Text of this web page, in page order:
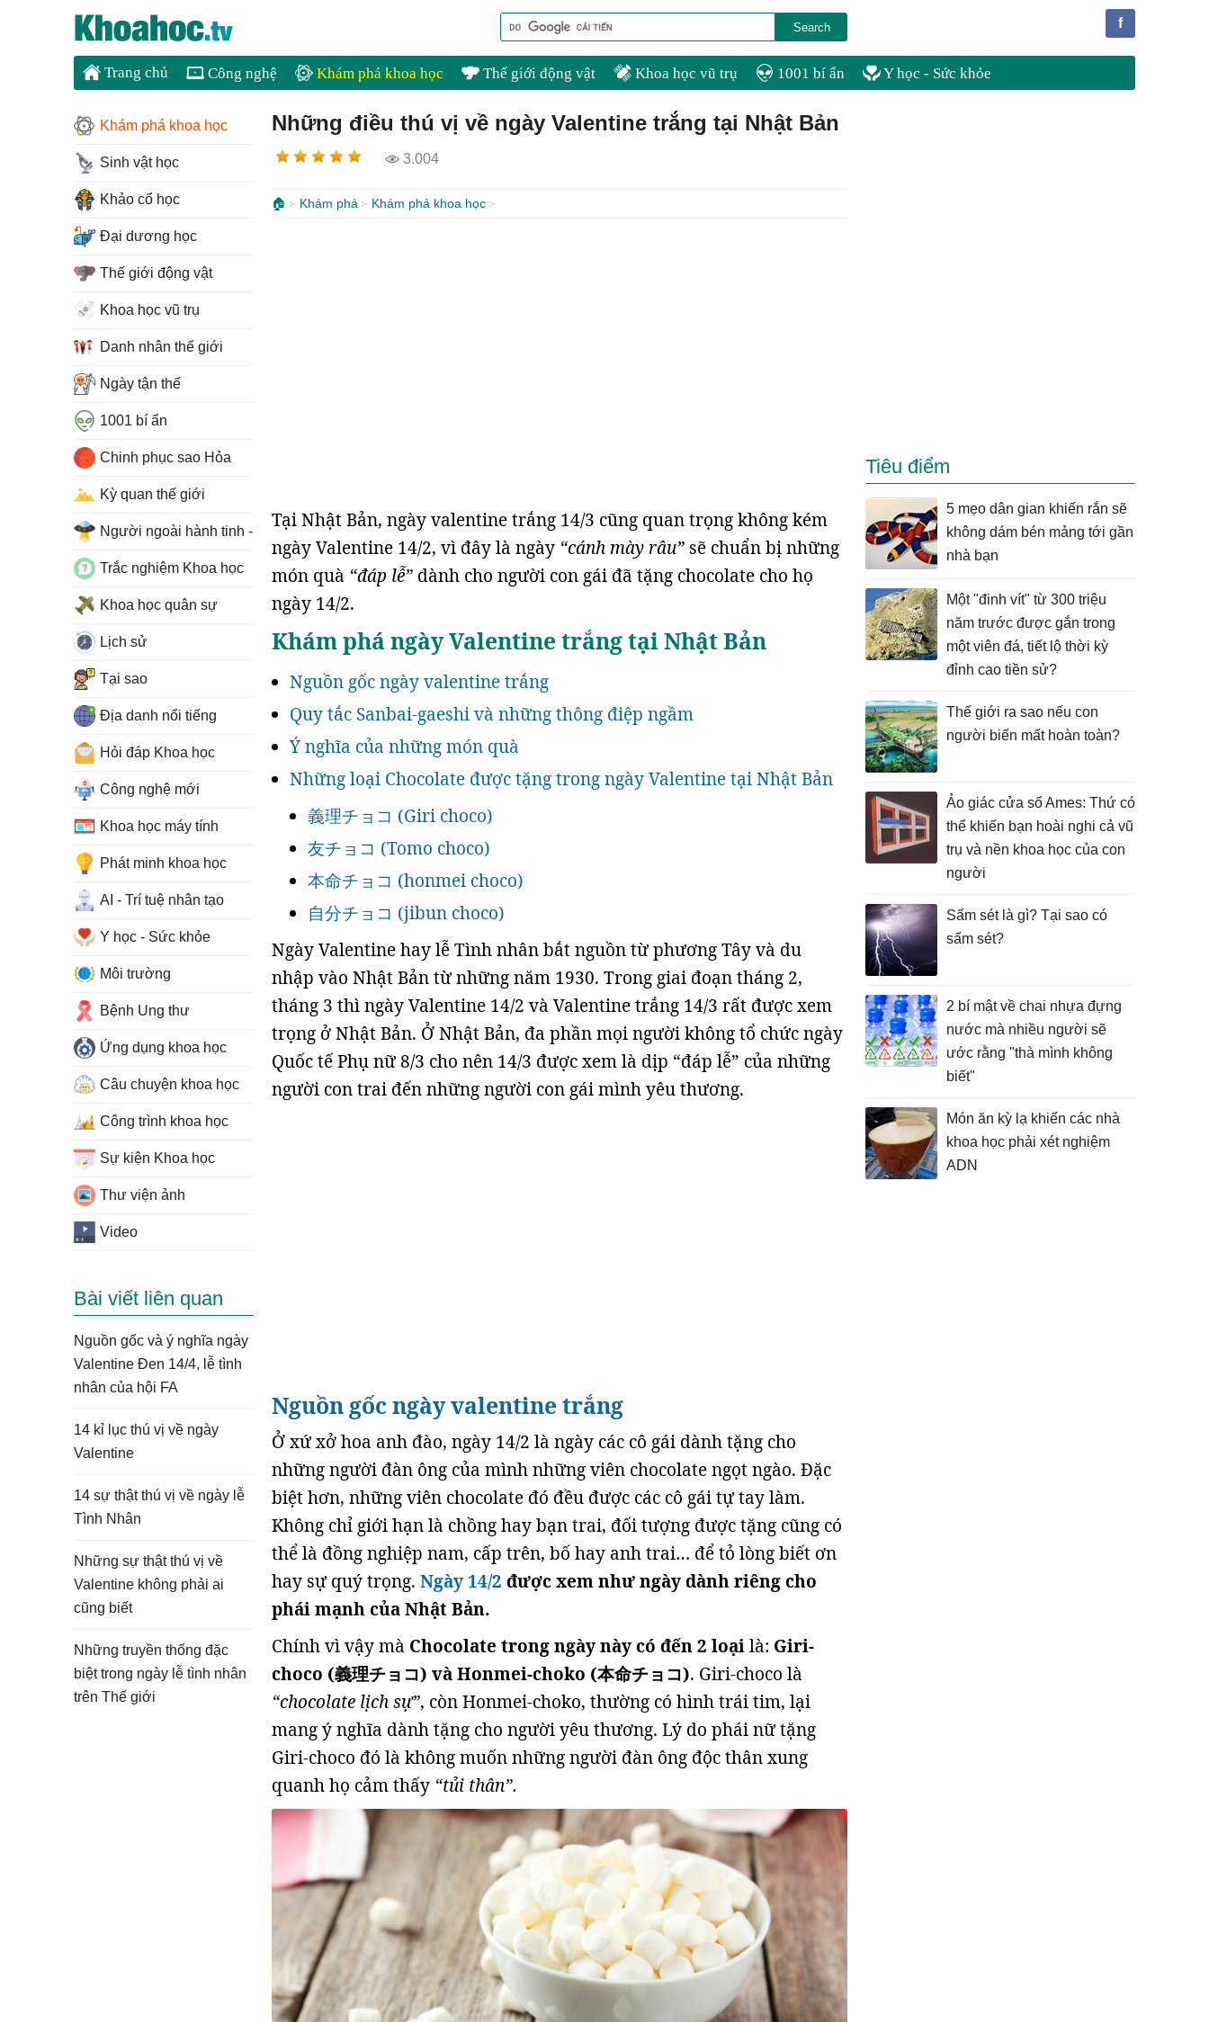
f
Trang chủ Công nghệ Khám phá khoa học Thế giới động vật Khoa học vũ trụ 1001 bí ẩn Y học - Sức khỏe
Những điều thú vị về ngày Valentine trắng tại Nhật Bản
3.004
🏠 Khám phá Khám phá khoa học
Tại Nhật Bản, ngày valentine trắng 14/3 cũng quan trọng không kém
ngày Valentine 14/2, vì đây là ngày “cánh mày râu” sẽ chuẩn bị những
món quà “đáp lễ” dành cho người con gái đã tặng chocolate cho họ
ngày 14/2.
Khám phá ngày Valentine trắng tại Nhật Bản
Nguồn gốc ngày valentine trắng
Quy tắc Sanbai-gaeshi và những thông điệp ngầm
Ý nghĩa của những món quà
Những loại Chocolate được tặng trong ngày Valentine tại Nhật Bản
義理チョコ (Giri choco)
友チョコ (Tomo choco)
本命チョコ (honmei choco)
自分チョコ (jibun choco)
Ngày Valentine hay lễ Tình nhân bắt nguồn từ phương Tây và du
nhập vào Nhật Bản từ những năm 1930. Trong giai đoạn tháng 2,
tháng 3 thì ngày Valentine 14/2 và Valentine trắng 14/3 rất được xem
trọng ở Nhật Bản. Ở Nhật Bản, đa phần mọi người không tổ chức ngày
Quốc tế Phụ nữ 8/3 cho nên 14/3 được xem là dịp “đáp lễ” của những
người con trai đến những người con gái mình yêu thương.
Nguồn gốc ngày valentine trắng
Ở xứ xở hoa anh đào, ngày 14/2 là ngày các cô gái dành tặng cho
những người đàn ông của mình những viên chocolate ngọt ngào. Đặc
biệt hơn, những viên chocolate đó đều được các cô gái tự tay làm.
Không chỉ giới hạn là chồng hay bạn trai, đối tượng được tặng cũng có
thể là đồng nghiệp nam, cấp trên, bố hay anh trai… để tỏ lòng biết ơn
hay sự quý trọng. Ngày 14/2 được xem như ngày dành riêng cho
phái mạnh của Nhật Bản.
Chính vì vậy mà Chocolate trong ngày này có đến 2 loạilà: Giri-
choco (義理チョコ) và Honmei-choko (本命チョコ). Giri-choco là
“chocolate lịch sự”, còn Honmei-choko, thường có hình trái tim, lại
mang ý nghĩa dành tặng cho người yêu thương. Lý do phái nữ tặng
Giri-choco đó là không muốn những người đàn ông độc thân xung
quanh họ cảm thấy “tủi thân”.
Tiêu điểm
5 mẹo dân gian khiến rắn sẽ
không dám bén mảng tới gần
nhà bạn
Một "đinh vít" từ 300 triệu
năm trước được gắn trong
một viên đá, tiết lộ thời kỳ
đỉnh cao tiền sử?
Thế giới ra sao nếu con
người biến mất hoàn toàn?
Ảo giác cửa sổ Ames: Thứ có
thể khiến bạn hoài nghi cả vũ
trụ và nền khoa học của con
người
Sấm sét là gì? Tại sao có
sấm sét?
2 bí mật về chai nhựa đựng
nước mà nhiều người sẽ
ước rằng "thà mình không
biết"
Món ăn kỳ lạ khiến các nhà
khoa học phải xét nghiệm
ADN
Khám phá khoa học
Sinh vật học
Khảo cổ học
Đại dương học
Thế giới động vật
Khoa học vũ trụ
Danh nhân thế giới
Ngày tận thế
1001 bí ẩn
Chinh phục sao Hỏa
Kỳ quan thế giới
Người ngoài hành tinh - UFO
Trắc nghiệm Khoa học
Khoa học quân sự
Lịch sử
Tại sao
Địa danh nổi tiếng
Hỏi đáp Khoa học
Công nghệ mới
Khoa học máy tính
Phát minh khoa học
AI - Trí tuệ nhân tạo
Y học - Sức khỏe
Môi trường
Bệnh Ung thư
Ứng dụng khoa học
Câu chuyện khoa học
Công trình khoa học
Sự kiện Khoa học
Thư viện ảnh
Video
Bài viết liên quan
Nguồn gốc và ý nghĩa ngày
Valentine Đen 14/4, lễ tình
nhân của hội FA
14 kỉ lục thú vị về ngày
Valentine
14 sự thật thú vị về ngày lễ
Tình Nhân
Những sự thật thú vị về
Valentine không phải ai
cũng biết
Những truyền thống đặc
biệt trong ngày lễ tình nhân
trên Thế giới